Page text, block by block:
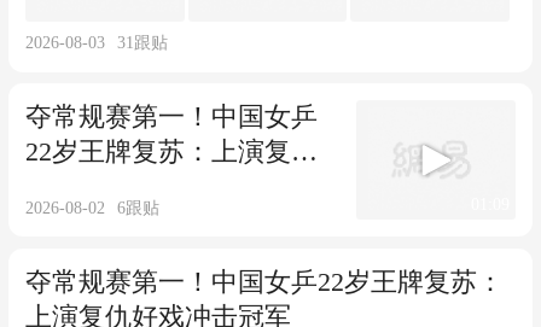
2026-08-03 31跟贴
夺常规赛第一！中国女乒
22岁王牌复苏：上演复仇
2026-08-02 6跟贴
夺常规赛第一！中国女乒22岁王牌复苏：
上演复仇好戏冲击冠军